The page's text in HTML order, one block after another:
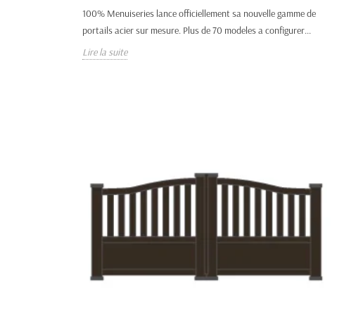
100% Menuiseries lance officiellement sa nouvelle gamme de
portails acier sur mesure. Plus de 70 modeles a configurer...
Lire la suite